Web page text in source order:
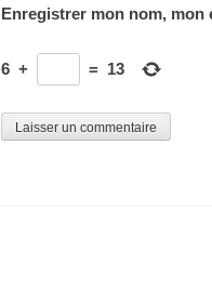
Enregistrer mon nom, mon
6 + = 13